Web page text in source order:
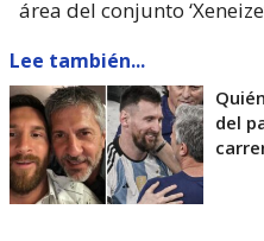
área del conjunto
Lee también...
del